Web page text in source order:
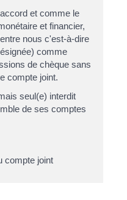
et comme le
et financier,
nous c'est-à-dire
comme
de chèque sans
compte joint.
seul(e) interdit
de ses comptes
compte joint